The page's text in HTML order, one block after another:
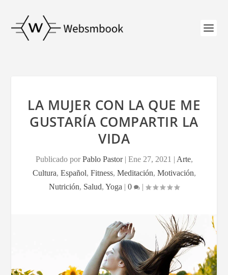
LA MUJER CON LA QUE ME
GUSTARÍA COMPARTIR LA
VIDA
Publicado porPablo Pastor| Ene 27, 2021 | Arte,
Cultura, Español, Fitness, Meditación, Motivación,
Nutrición, Salud, Yoga | 0 |